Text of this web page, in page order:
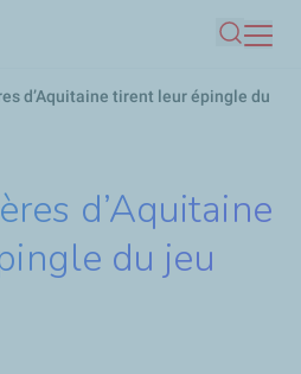
contenu
d’Aquitaine tirent leur épingle du
d’Aquitaine
du jeu